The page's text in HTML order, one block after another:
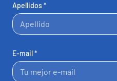
Apellidos *
E-mail *